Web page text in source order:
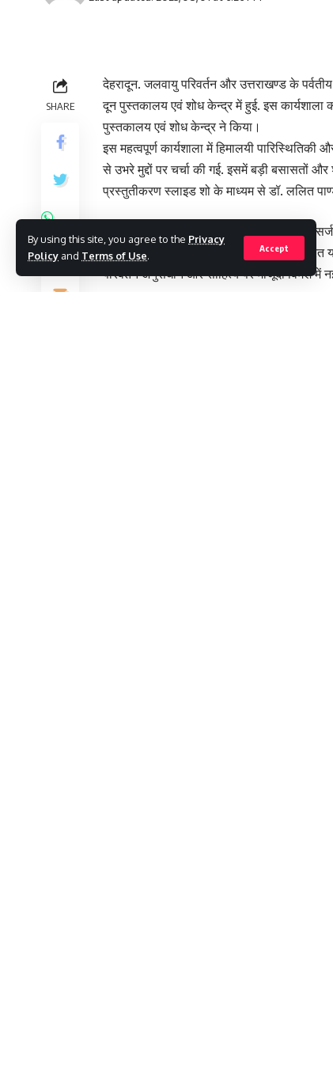
By using this site, you agree to the Privacy
Policy and Terms of Use.
Accept
SHARE
देहरादून. जलवायु परिवर्तन और उत्तराखण्ड के
दून पुस्तकालय एवं शोध केन्द्र में हुई. इस कार्यशाला
पुस्तकालय एवं शोध केन्द्र ने किया।
इस महत्वपूर्ण कार्यशाला में हिमालयी
से उभरे मुद्दों पर चर्चा की गई. इसमें बड़ी बसासतों
प्रस्तुतीकरण स्लाइड शो के माध्यम से डॉ. ललित
यह अध्ययन अल्मोड़ा में हरित-आर्थिक विकास,
है। लोगों की जीवन की वास्तविकताओं पर आधारित
परिवर्तन अनुसंधान और साहित्य पर मौजूदा विमर्श